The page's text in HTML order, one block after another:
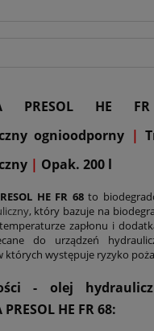
PRESOL HE
ognioodporny |
| Opak. 200 l
HE FR 68to
, który bazuje na
zapłonu i
do urządzeń
których występuje ryzyko
- olej
PRESOL HE FR 68: